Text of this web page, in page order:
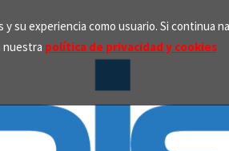
su experiencia como usuario. Si continua
nuestra política de privacidad y cookies